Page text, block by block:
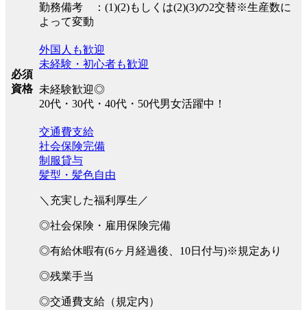
勤務備考 ：(1)(2)もしくは(2)(3)の2交替※生産数に
よって変動
必須
資格
外国人も歓迎
未経験・初心者も歓迎
未経験歓迎◎
20代・30代・40代・50代男女活躍中！
交通費支給
社会保険完備
制服貸与
髪型・髪色自由
＼充実した福利厚生／
◎社会保険・雇用保険完備
◎有給休暇有(6ヶ月経過後、10日付与)※規定あり
◎残業手当
◎交通費支給（規定内）